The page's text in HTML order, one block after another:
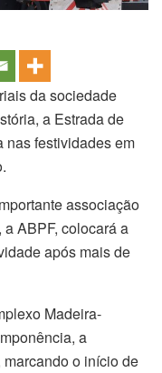
da sociedade
a Estrada de
nas festividades em
associação
ABPF, colocará a
após mais de
Madeira-
a
o início de